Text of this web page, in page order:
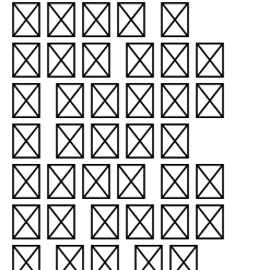
결정지을 수
있다. 우리는
먼 천제들로부
터 멀어지는
은하에서 오는
빛의 적색편이
를 통해 우주